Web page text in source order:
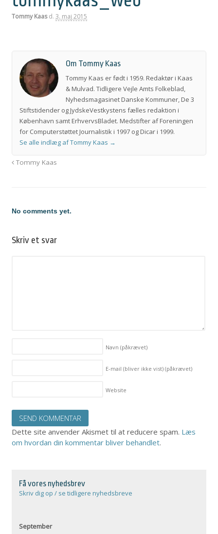
Tommy Kaas d.3. maj 2015
Om Tommy Kaas
Tommy Kaas er født i 1959. Redaktør i Kaas
& Mulvad. Tidligere Vejle Amts Folkeblad,
Nyhedsmagasinet Danske Kommuner, De 3
Stiftstidender og JydskeVestkystens fælles redaktion i
København samt ErhvervsBladet. Medstifter af Foreningen
for Computerstøttet Journalistik i 1997 og Dicar i 1999.
Se alle indlæg af Tommy Kaas →
Tommy Kaas
No comments yet.
Skriv et svar
Navn(påkrævet)
E-mail (bliver ikke vist)(påkrævet)
Website
Dette site anvender Akismet til at reducere spam. Læs
om hvordan din kommentar bliver behandlet.
Få vores nyhedsbrev
Skriv dig op / se tidligere nyhedsbreve
September